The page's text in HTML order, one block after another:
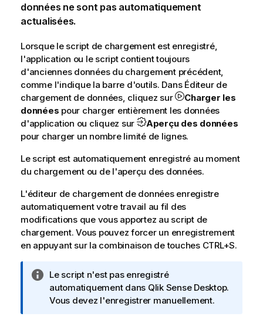
données ne sont pas automatiquement
actualisées.
Lorsque le script de chargement est enregistré,
l'application ou le script contient toujours
d'anciennes données du chargement précédent,
comme l'indique la barre d'outils. Dans Éditeur de
chargement de données, cliquez sur
Charger les
données pour charger entièrement les données
d'application ou cliquez sur
Aperçu des données
pour charger un nombre limité de lignes.
Le script est automatiquement enregistré au moment
du chargement ou de l'aperçu des données.
L'éditeur de chargement de données enregistre
automatiquement votre travail au fil des
modifications que vous apportez au script de
chargement. Vous pouvez forcer un enregistrement
en appuyant sur la combinaison de touches CTRL+S.
N
o
t
Le script n'est pas enregistré
automatiquement dans Qlik Sense Desktop.
Vous devez l'enregistrer manuellement.